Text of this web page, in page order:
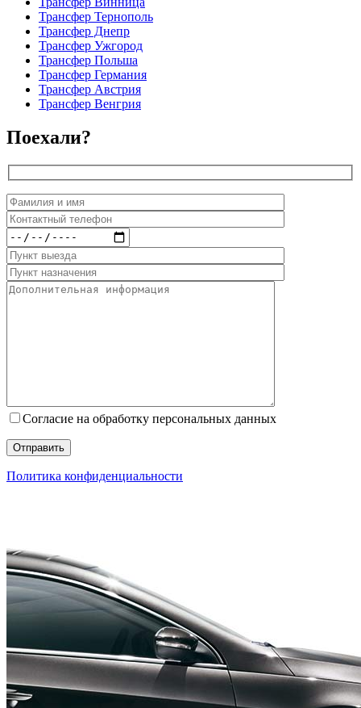
Трансфер Тернополь
Трансфер Днепр
Трансфер Ужгород
Трансфер Польша
Трансфер Германия
Трансфер Австрия
Трансфер Венгрия
Поехали?
Согласие на обработку персональных данных
Политика конфиденциальности